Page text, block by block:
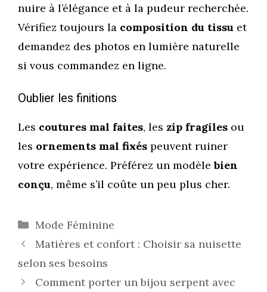
nuire à l’élégance et à la pudeur recherchée.
Vérifiez toujours la composition du tissu et
demandez des photos en lumière naturelle
si vous commandez en ligne.
Oublier les finitions
Les coutures mal faites, les zip fragiles ou
les ornements mal fixés peuvent ruiner
votre expérience. Préférez un modèlebien
conçu, même s’il coûte un peu plus cher.
Catégories
Mode Féminine
Matières et confort : Choisir sa nuisette
selon ses besoins
Comment porter un bijou serpent avec